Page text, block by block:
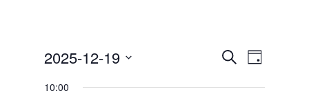
Evenemang
Search
Views
Sök Dag
2025-12-19
datum.
10:00